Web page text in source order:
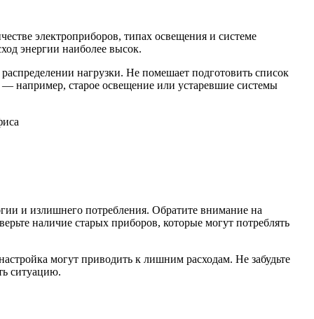
электроприборов, типах освещения и системе
энергии наиболее высок.
нагрузки. Не помешает подготовить список
например, старое освещение или устаревшие системы
и излишнего потребления. Обратите внимание на
наличие старых приборов, которые могут потреблять
могут приводить к лишним расходам. Не забудьте
ситуацию.